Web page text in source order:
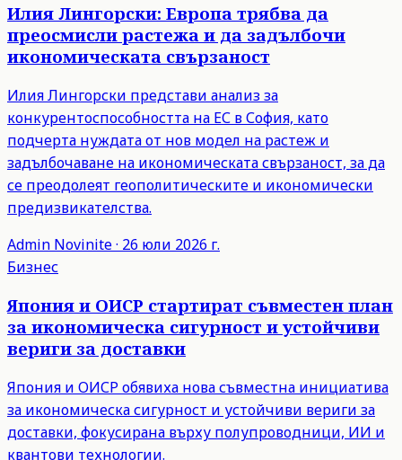
Илия Лингорски: Европа трябва да
преосмисли растежа и да задълбочи
икономическата свързаност
Илия Лингорски представи анализ за
конкурентоспособността на ЕС в София, като
подчерта нуждата от нов модел на растеж и
задълбочаване на икономическата свързаност, за да
се преодолеят геополитическите и икономически
предизвикателства.
Admin Novinite· 26 юли 2026 г.
Бизнес
Япония и ОИСР стартират съвместен план
за икономическа сигурност и устойчиви
вериги за доставки
Япония и ОИСР обявиха нова съвместна инициатива
за икономическа сигурност и устойчиви вериги за
доставки, фокусирана върху полупроводници, ИИ и
квантови технологии.